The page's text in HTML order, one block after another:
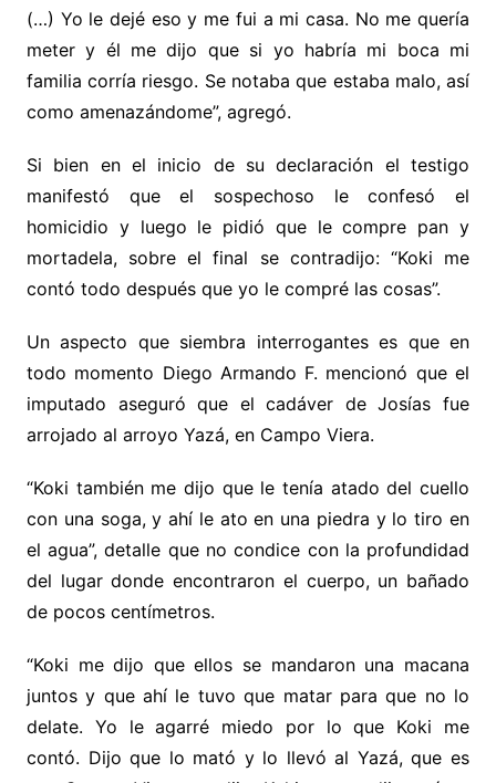
(…) Yo le dejé eso y me fui a mi casa. No me quería
meter y él me dijo que si yo habría mi boca mi
familia corría riesgo. Se notaba que estaba malo, así
como amenazándome”, agregó.
Si bien en el inicio de su declaración el testigo
manifestó que el sospechoso le confesó el
homicidio y luego le pidió que le compre pan y
mortadela, sobre el final se contradijo: “Koki me
contó todo después que yo le compré las cosas”.
Un aspecto que siembra interrogantes es que en
todo momento Diego Armando F. mencionó que el
imputado aseguró que el cadáver de Josías fue
arrojado al arroyo Yazá, en Campo Viera.
“Koki también me dijo que le tenía atado del cuello
con una soga, y ahí le ato en una piedra y lo tiro en
el agua”, detalle que no condice con la profundidad
del lugar donde encontraron el cuerpo, un bañado
de pocos centímetros.
“Koki me dijo que ellos se mandaron una macana
juntos y que ahí le tuvo que matar para que no lo
delate. Yo le agarré miedo por lo que Koki me
contó. Dijo que lo mató y lo llevó al Yazá, que es